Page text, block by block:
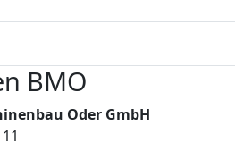
BMO
Oder GmbH